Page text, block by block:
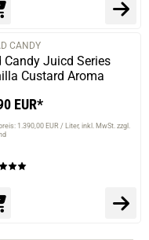
CANDY
Candy Juicd Series
Custard Aroma
EUR*
1.390,00 EUR / Liter inkl. MwSt. zzgl.